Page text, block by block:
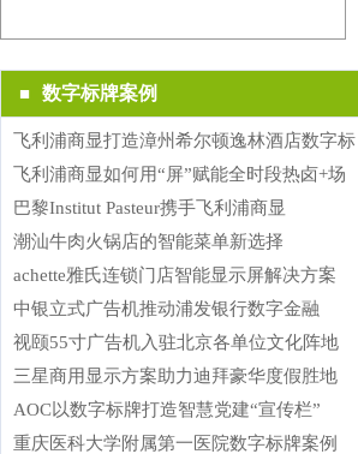
■ 数字标牌案例
飞利浦商显打造漳州希尔顿逸林酒店数字标
飞利浦商显如何用“屏”赋能全时段热卤+场
巴黎Institut Pasteur携手飞利浦商显
潮汕牛肉火锅店的智能菜单新选择
achette雅氏连锁门店智能显示屏解决方案
中银立式广告机推动浦发银行数字金融
视颐55寸广告机入驻北京各单位文化阵地
三星商用显示方案助力迪拜豪华度假胜地
AOC以数字标牌打造智慧党建“宣传栏”
重庆医科大学附属第一医院数字标牌案例
漳州希尔顿逸林酒店 X 飞利浦商显：让
体验更贴心